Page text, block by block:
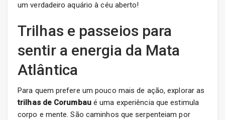
um verdadeiro aquário à céu aberto!
Trilhas e passeios para
sentir a energia da Mata
Atlântica
Para quem prefere um pouco mais de ação, explorar as
trilhas de Corumbaué uma experiência que estimula
corpo e mente. São caminhos que serpenteiam por